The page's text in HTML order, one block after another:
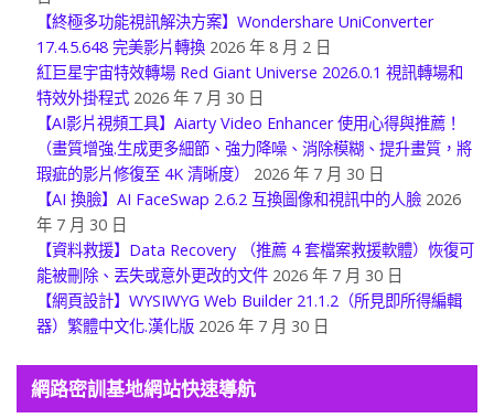
日
【終極多功能視訊解決方案】Wondershare UniConverter
17.4.5.648 完美影片轉換
2026 年 8 月 2 日
紅巨星宇宙特效轉場 Red Giant Universe 2026.0.1 視訊轉場和
特效外掛程式 2026 年 7 月 30 日
【AI影片視頻工具】Aiarty Video Enhancer 使用心得與推薦！
（畫質增強.生成更多細節、強力降噪、消除模糊、提升畫質，將
瑕疵的影片修復至 4K 清晰度） 2026 年 7 月 30 日
【AI 換臉】AI FaceSwap 2.6.2 互換圖像和視訊中的人臉
年 7 月 30 日
【資料救援】Data Recovery （推薦 4 套檔案救援軟體）恢復可
能被刪除、丟失或意外更改的文件 2026 年 7 月 30 日
【網頁設計】WYSIWYG Web Builder 21.1.2（所見即所得編輯
網路密訓基地網站快速導航